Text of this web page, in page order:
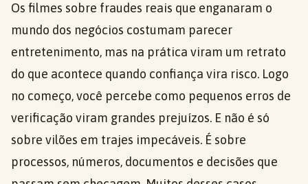
Os filmes sobre fraudes reais que enganaram o
mundo dos negócios costumam parecer
entretenimento, mas na prática viram um retrato
do que acontece quando confiança vira risco. Logo
no começo, você percebe como pequenos erros de
verificação viram grandes prejuízos. E não é só
sobre vilões em trajes impecáveis. É sobre
processos, números, documentos e decisões que